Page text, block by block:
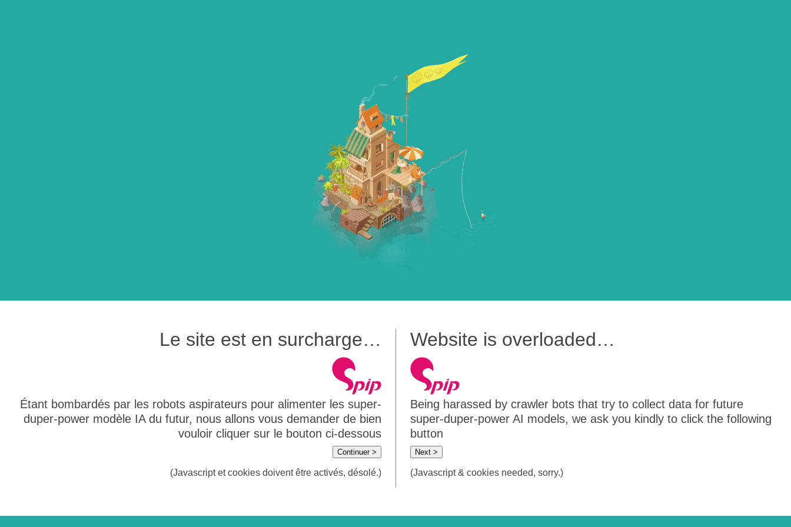
Le site est en surcharge…
Étant bombardés par les robots aspirateurs pour alimenter les super-
duper-power modèle IA du futur, nous allons vous demander de bien
vouloir cliquer sur le bouton ci-dessous
Continuer >
(Javascript et cookies doivent être activés, désolé.)
Website is overloaded…
Being harassed by crawler bots that try to collect data for future
super-duper-power AI models, we ask you kindly to click the following
button
Next >
(Javascript & cookies needed, sorry.)